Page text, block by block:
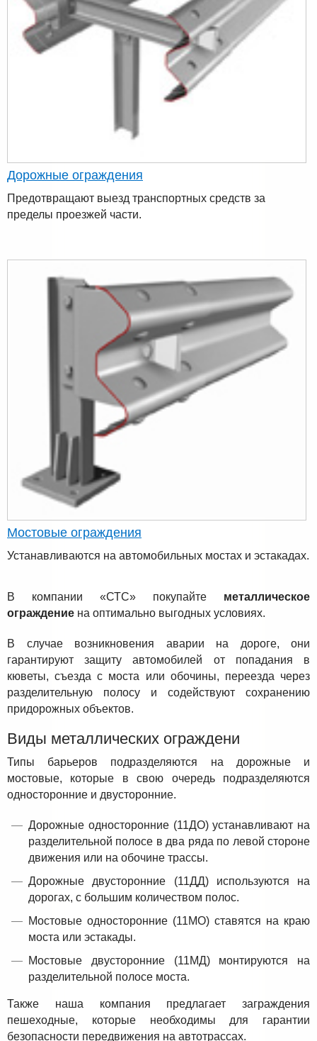
Дорожные ограждения
Предотвращают выезд транспортных средств за
пределы проезжей части.
Мостовые ограждения
Устанавливаются на автомобильных мостах и эстакадах.
В компании «СТС» покупайте металлическое
ограждение на оптимально выгодных условиях.
В случае возникновения аварии на дороге, они
гарантируют защиту автомобилей от попадания в
кюветы, съезда с моста или обочины, переезда через
разделительную полосу и содействуют сохранению
придорожных объектов.
Виды металлических ограждени
Типы барьеров подразделяются на дорожные и
мостовые, которые в свою очередь подразделяются
односторонние и двусторонние.
Дорожные односторонние (11ДО) устанавливают на
разделительной полосе в два ряда по левой стороне
движения или на обочине трассы.
Дорожные двусторонние (11ДД) используются на
дорогах, с большим количеством полос.
Мостовые односторонние (11МО) ставятся на краю
моста или эстакады.
Мостовые двусторонние (11МД) монтируются на
разделительной полосе моста.
Также наша компания предлагает заграждения
пешеходные, которые необходимы для гарантии
безопасности передвижения на автотрассах.